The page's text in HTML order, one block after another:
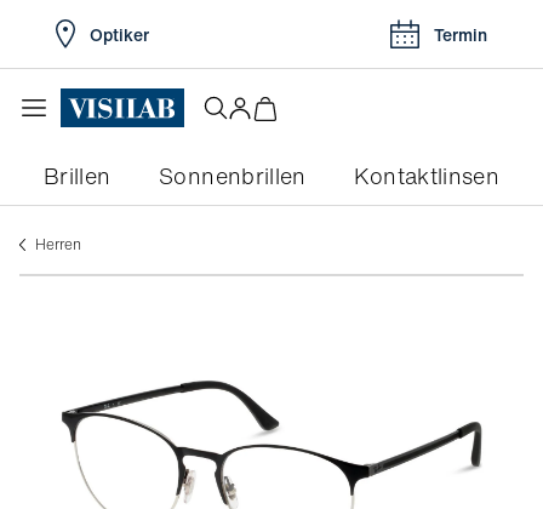
Optiker Termin
Brillen Sonnenbrillen Kontaktlinsen
herren